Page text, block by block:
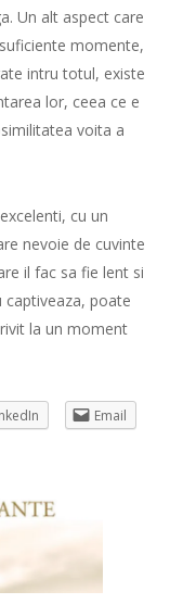
Un alt aspect care
momente,
intru totul, existe
lor, ceea ce e
voita a
cu un
nevoie de cuvinte
il fac sa fie lent si
captiveaza, poate
la un moment
Email